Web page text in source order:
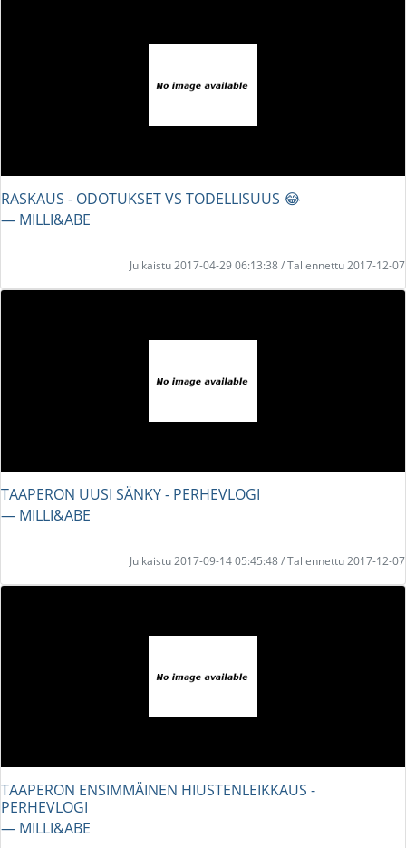
RASKAUS - ODOTUKSET VS TODELLISUUS 😂
― MILLI&ABE
Julkaistu 2017-04-29 06:13:38 / Tallennettu 2017-12-07
TAAPERON UUSI SÄNKY - PERHEVLOGI
― MILLI&ABE
Julkaistu 2017-09-14 05:45:48 / Tallennettu 2017-12-07
TAAPERON ENSIMMÄINEN HIUSTENLEIKKAUS -
PERHEVLOGI
― MILLI&ABE